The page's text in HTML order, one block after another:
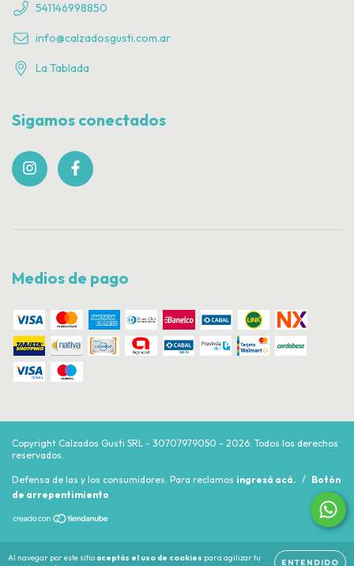
Al navegar por este sitio aceptás el uso de cookies para agilizar tu
ENTENDIDO
541146998850
info@calzadosgusti.com.ar
La Tablada
Sigamos conectados
Medios de pago
Copyright Calzados Gusti SRL - 30707979050 - 2026. Todos los derechos
reservados.
Defensa de las y los consumidores. Para reclamos ingresá acá. / Botón
de arrepentimiento